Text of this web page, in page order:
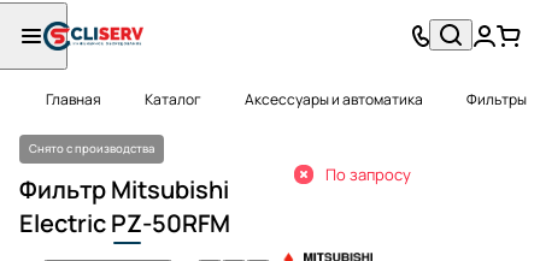
Главная Каталог Аксессуары и автоматика Фильтры
Снято с производства
Фильтр Mitsubishi
ElectricPZ-50RFM
По запросу